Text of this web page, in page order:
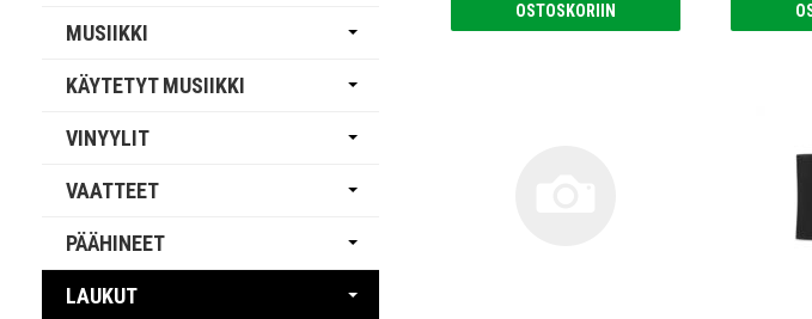
OSTOSKORIIN
MUSIIKKI
KÄYTETYT MUSIIKKI
VINYYLIT
VAATTEET
PÄÄHINEET
LAUKUT